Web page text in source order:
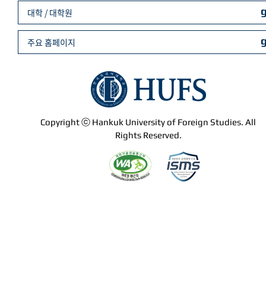
Copyright ⓒ Hankuk University of Foreign Studies. All
Rights Reserved.
대학 / 대학원
주요 홈페이지